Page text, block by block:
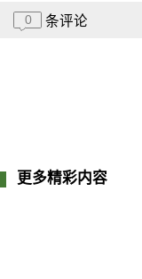
0 条评论
更多精彩内容